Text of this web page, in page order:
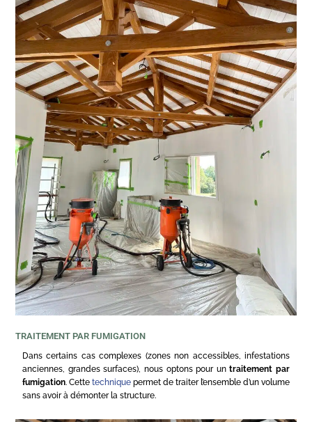
TRAITEMENT PAR FUMIGATION
Dans certains cas complexes (zones non accessibles, infestations
anciennes, grandes surfaces), nous optons pour untraitement par
fumigation. Cette technique permet de traiter l’ensemble d’un volume
sans avoir à démonter la structure.